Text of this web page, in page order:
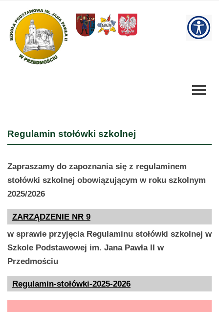
stołówki
szkolnej
Szkoła
Podstawowa
Regulamin stołówki szkolnej
Zapraszamy do zapoznania się z regulaminem
stołówki szkolnej obowiązującym w roku szkolnym
2025/2026
ZARZĄDZENIE NR 9
w sprawie przyjęcia Regulaminu stołówki szkolnej w
Szkole Podstawowej im. Jana Pawła II w
Przedmościu
Regulamin-stołówki-2025-2026